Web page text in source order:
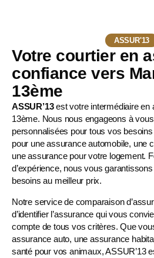
ASSUR'13
Votre courtier en
confiance vers
13ème
ASSUR’13est votre intermédiaire en
13ème. Nous nous engageons à
personnalisées pour tous vos
pour uneassurance automobile, une
une assurance pour votre logement.
d’expérience, nous vous
besoins au meilleur prix.
Notre service de comparaison
d’identifier l’assurance qui vous
compte de tous vos critères. Que
assurance auto, une assurance
santé pour vos animaux, ASSUR’13